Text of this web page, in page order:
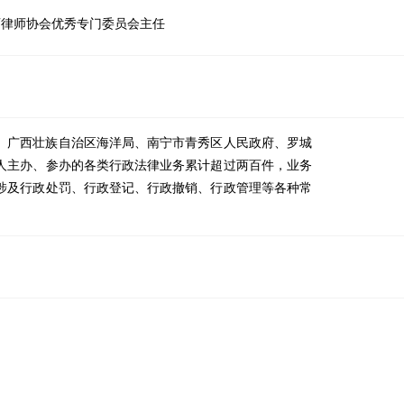
师协会优秀专门委员会主任
西壮族自治区海洋局、南宁市青秀区人民政府、罗城
办、参办的各类行政法律业务累计超过两百件，业务
行政处罚、行政登记、行政撤销、行政管理等各种常